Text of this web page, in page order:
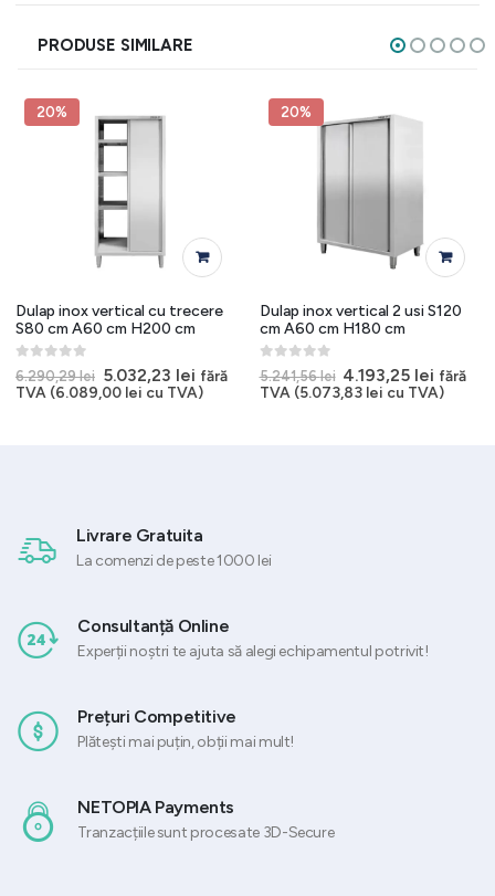
PRODUSE SIMILARE
20%
Dulap inox vertical cu trecere
S80 cm A60 cm H200 cm
0 out of 5
6.290,29lei Prețul
inițial
5.032,23 leiPrețul
curent
fără
TVA (6.089,00 lei cu TVA)
20%
Dulap inox vertical 2 usi S120
cm A60 cm H180 cm
0out of 5
5.241,56lei Prețul
inițial
a
4.193,25 lei Prețul
curent
fără
TVA (5.073,83 lei cu TVA)
Livrare Gratuita
La comenzi de peste 1000 lei
Consultanță Online
Experții noștri te ajuta să alegi echipamentul potrivit!
Prețuri Competitive
Plătești mai puțin, obții mai mult!
NETOPIA Payments
Tranzacțiile sunt procesate 3D-Secure